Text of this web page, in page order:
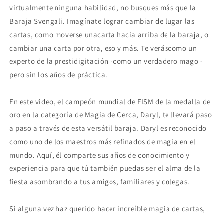
virtualmente ninguna habilidad, no busques más que la
Baraja Svengali. Imagínate lograr cambiar de lugar las
cartas, como moverse unacarta hacia arriba de la baraja, o
cambiar una carta por otra, eso y más. Te veráscomo un
experto de la prestidigitación -como un verdadero mago -
pero sin los años de práctica.
En este video, el campeón mundial de FISM de la medalla de
oro en la categoría de Magia de Cerca, Daryl, te llevará paso
a paso a través de esta versátil baraja. Daryl es reconocido
como uno de los maestros más refinados de magia en el
mundo. Aquí, él comparte sus años de conocimiento y
experiencia para que tú también puedas ser el alma de la
fiesta asombrando a tus amigos, familiares y colegas.
Si alguna vez haz querido hacer increíble magia de cartas,